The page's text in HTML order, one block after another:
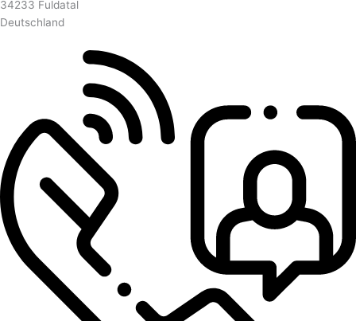
34233 Fuldatal
Deutschland